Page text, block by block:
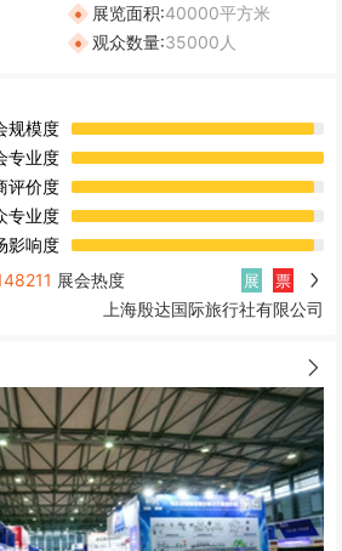
展览面积:40000平方米
观众数量:35000人
规模度
专业度
评价度
专业度
影响度
展会热度 展 票
上海殷达国际旅行社有限公司